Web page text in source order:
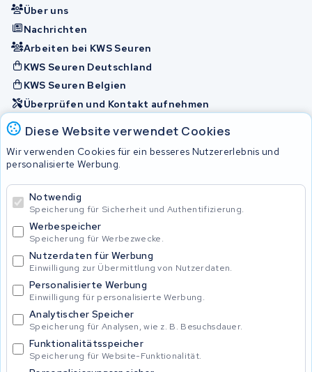
Diese Website verwendet Cookies
Wir verwenden Cookies für ein besseres Nutzererlebnis und
personalisierte Werbung.
Notwendig
Speicherung für Sicherheit und Authentifizierung.
Werbespeicher
Speicherung für Werbezwecke.
Nutzerdaten für Werbung
Einwilligung zur Übermittlung von Nutzerdaten.
Personalisierte Werbung
Einwilligung für personalisierte Werbung.
Analytischer Speicher
Speicherung für Analysen, wie z. B. Besuchsdauer.
Funktionalitätsspeicher
Speicherung für Website-Funktionalität.
Über uns
Nachrichten
Arbeiten bei KWS Seuren
KWS Seuren Deutschland
KWS Seuren Belgien
Überprüfen und Kontakt aufnehmen
Allgemeine Geschäftsbedingungen
Privacy Policy